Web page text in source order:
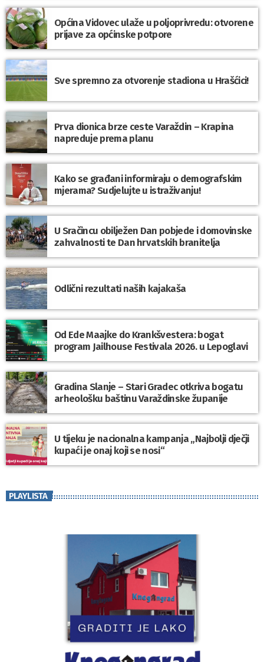
Općina Vidovec ulaže u poljoprivredu: otvorene
prijave za općinske potpore
Sve spremno za otvorenje stadiona u Hrašćici!
Prva dionica brze ceste Varaždin – Krapina
napreduje prema planu
Kako se građani informiraju o demografskim
mjerama? Sudjelujte u istraživanju!
U Sračincu obilježen Dan pobjede i domovinske
zahvalnosti te Dan hrvatskih branitelja
Odlični rezultati naših kajakaša
Od Ede Maajke do Krankšvestera: bogat
program Jailhouse Festivala 2026. u Lepoglavi
Gradina Slanje – Stari Gradec otkriva bogatu
arheološku baštinu Varaždinske županije
U tijeku je nacionalna kampanja „Najbolji dječji
kupaći je onaj koji se nosi“
PLAYLISTA